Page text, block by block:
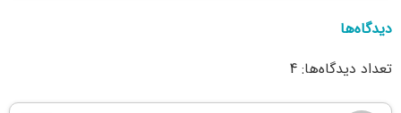
دیدگاه‌ها
تعداد دیدگاه‌ها: 4